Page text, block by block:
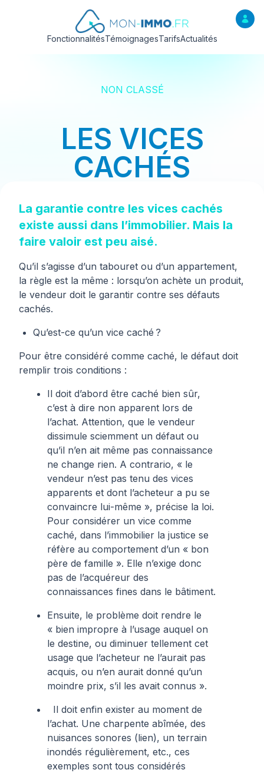
FonctionnalitésTémoignagesTarifsActualités
NON CLASSÉ
LES VICES
CACHÉS
La garantie contre les vices cachés
existe aussi dans l’immobilier. Mais la
faire valoir est peu aisé.
Qu’il s’agisse d’un tabouret ou d’un appartement,
la règle est la même : lorsqu’on achète un produit,
le vendeur doit le garantir contre ses défauts
cachés.
Qu’est-ce qu’un vice caché ?
Pour être considéré comme caché, le défaut doit
remplir trois conditions :
Il doit d’abord être caché bien sûr,
c’est à dire non apparent lors de
l’achat. Attention, que le vendeur
dissimule sciemment un défaut ou
qu’il n’en ait même pas connaissance
ne change rien. A contrario, « le
vendeur n’est pas tenu des vices
apparents et dont l’acheteur a pu se
convaincre lui-même », précise la loi.
Pour considérer un vice comme
caché, dans l’immobilier la justice se
réfère au comportement d’un « bon
père de famille ». Elle n’exige donc
pas de l’acquéreur des
connaissances fines dans le bâtiment.
Ensuite, le problème doit rendre le
« bien impropre à l’usage auquel on
le destine, ou diminuer tellement cet
usage que l’acheteur ne l’aurait pas
acquis, ou n’en aurait donné qu’un
moindre prix, s’il les avait connus ».
Il doit enfin exister au moment de
l’achat. Une charpente abîmée, des
nuisances sonores (lien), un terrain
inondés régulièrement, etc., ces
exemples sont tous considérés